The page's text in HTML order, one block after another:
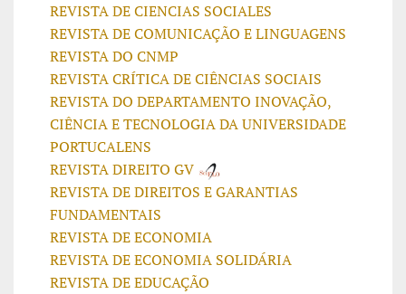
REVISTA DE CIENCIAS SOCIALES
REVISTA DE COMUNICAÇÃO E LINGUAGENS
REVISTA DO CNMP
REVISTA CRÍTICA DE CIÊNCIAS SOCIAIS
REVISTA DO DEPARTAMENTO INOVAÇÃO,
CIÊNCIA E TECNOLOGIA DA UNIVERSIDADE
PORTUCALENS
REVISTA DIREITO GV
REVISTA DE DIREITOS E GARANTIAS
FUNDAMENTAIS
REVISTA DE ECONOMIA
REVISTA DE ECONOMIA SOLIDÁRIA
REVISTA DE EDUCAÇÃO